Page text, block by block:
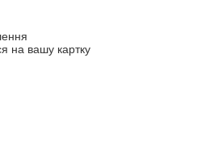
на вашу картку